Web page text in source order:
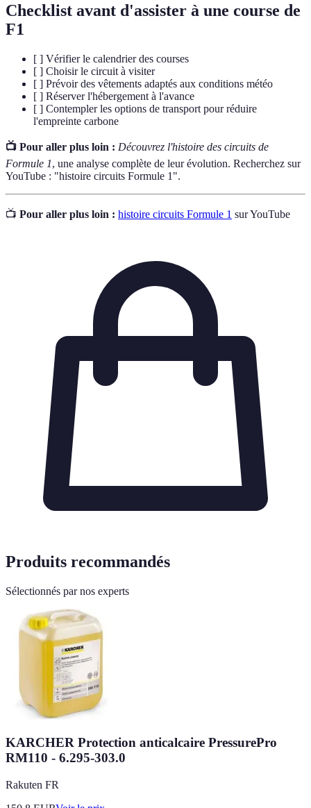
Checklist avant d'assister à une course de
F1
[ ] Vérifier le calendrier des courses
[ ] Choisir le circuit à visiter
[ ] Prévoir des vêtements adaptés aux conditions météo
[ ] Réserver l'hébergement à l'avance
[ ] Contempler les options de transport pour réduire
l'empreinte carbone
📺 Pour aller plus loin : Découvrez l'histoire des circuits de
Formule 1, une analyse complète de leur évolution. Recherchez sur
YouTube : "histoire circuits Formule 1".
📺 Pour aller plus loin : histoire circuits Formule 1 sur YouTube
Produits recommandés
Sélectionnés par nos experts
KARCHER Protection anticalcaire PressurePro
RM110 - 6.295-303.0
Rakuten FR